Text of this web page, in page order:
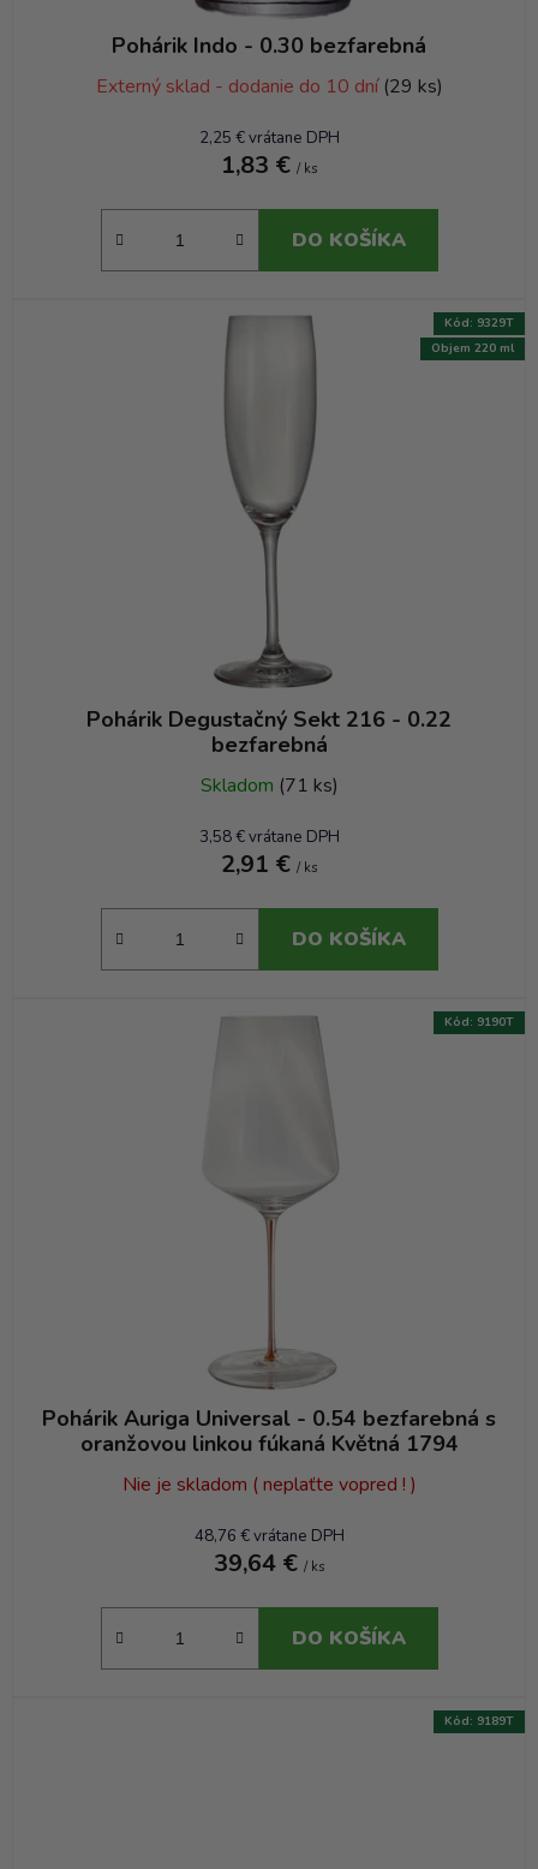
Pohárik Indo - 0.30 bezfarebná
Externý sklad - dodanie do 10 dní (29 ks)
2,25 € vrátane DPH
1,83 € / ks
DO KOŠÍKA
Pohárik Degustačný Sekt 216 - 0.22
bezfarebná
Skladom (71 ks)
3,58 € vrátane DPH
2,91 € / ks
DO KOŠÍKA
Objem 220 ml
Kód: 9329T
Pohárik Auriga Universal - 0.54 bezfarebná s
oranžovou linkou fúkaná Květná 1794
Nie je skladom ( neplaťte vopred ! )
48,76 € vrátane DPH
39,64 € / ks
DO KOŠÍKA
Kód: 9190T
Kód: 9189T